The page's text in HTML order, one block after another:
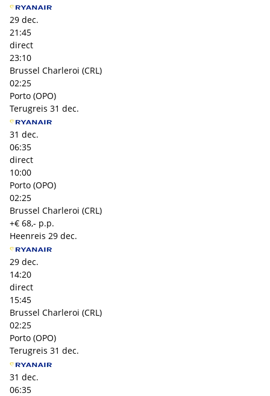
29 dec.
21:45
direct
23:10
Brussel Charleroi (CRL)
02:25
Porto (OPO)
Terugreis 31 dec.
31 dec.
06:35
direct
10:00
Porto (OPO)
02:25
Brussel Charleroi (CRL)
+€ 68,- p.p.
Heenreis 29 dec.
29 dec.
14:20
direct
15:45
Brussel Charleroi (CRL)
02:25
Porto (OPO)
Terugreis 31 dec.
31 dec.
06:35